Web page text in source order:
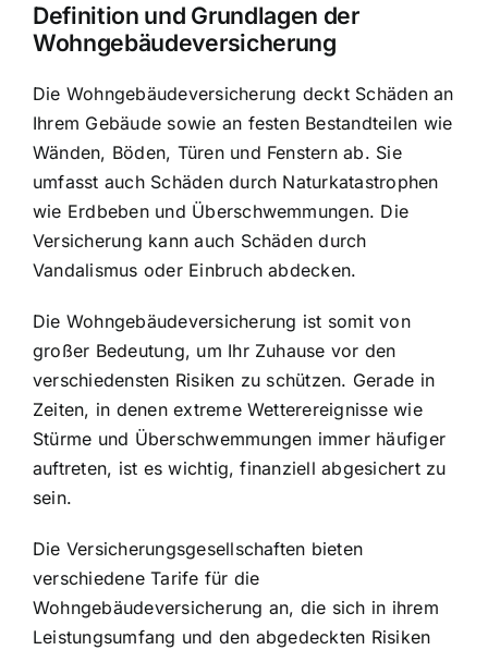
Definition und Grundlagen der
Wohngebäudeversicherung
Die Wohngebäudeversicherung deckt Schäden an
Ihrem Gebäude sowie an festen Bestandteilen wie
Wänden, Böden, Türen und Fenstern ab. Sie
umfasst auch Schäden durch Naturkatastrophen
wie Erdbeben und Überschwemmungen. Die
Versicherung kann auch Schäden durch
Vandalismus oder Einbruch abdecken.
Die Wohngebäudeversicherung ist somit von
großer Bedeutung, um Ihr Zuhause vor den
verschiedensten Risiken zu schützen. Gerade in
Zeiten, in denen extreme Wetterereignisse wie
Stürme und Überschwemmungen immer häufiger
auftreten, ist es wichtig, finanziell abgesichert zu
sein.
Die Versicherungsgesellschaften bieten
verschiedene Tarife für die
Wohngebäudeversicherung an, die sich in ihrem
Leistungsumfang und den abgedeckten Risiken